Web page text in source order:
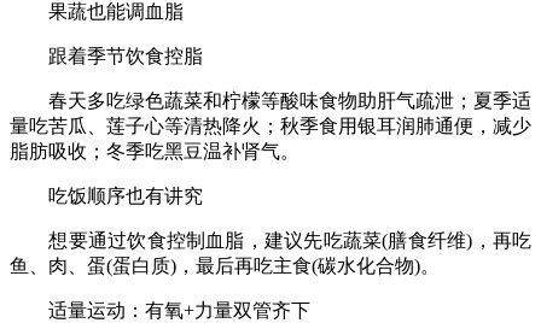
果蔬也能调血脂
跟着季节饮食控脂
春天多吃绿色蔬菜和柠檬等酸味食物助肝气疏泄；夏季适
量吃苦瓜、莲子心等清热降火；秋季食用银耳润肺通便，减少
脂肪吸收；冬季吃黑豆温补肾气。
吃饭顺序也有讲究
想要通过饮食控制血脂，建议先吃蔬菜(膳食纤维)，再吃
鱼、肉、蛋(蛋白质)，最后再吃主食(碳水化合物)。
适量运动：有氧+力量双管齐下